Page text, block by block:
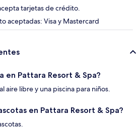
tarjetas de crédito.
aceptadas: Visa y Mastercard
en Pattara Resort & Spa?
aire libre y una piscina para niños.
en Pattara Resort & Spa?